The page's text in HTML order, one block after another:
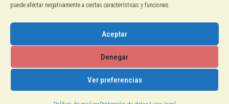
puede afectar negativamente a ciertas características y funciones.
Aceptar
Denegar
Ver preferencias